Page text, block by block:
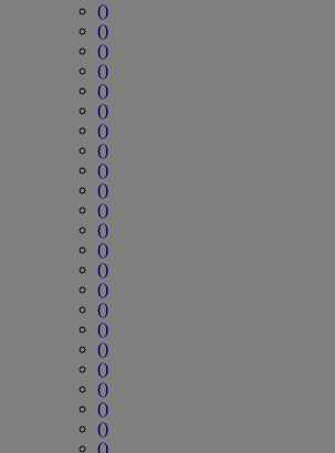
()
()
()
()
()
()
()
()
()
()
()
()
()
()
()
()
()
()
()
()
()
()
()